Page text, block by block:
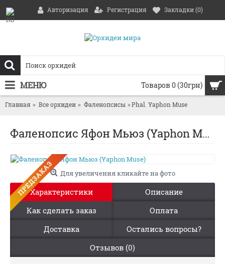
Авторизация Регистрация Закладки (0)
Товаров 0 (30грн)
МЕНЮ
Главная Все орхидеи Фаленопсисы Phal. Yaphon Muse
Фаленопсис Яфон Мьюз (Yaphon Muse)
ПРЕДЗАКАЗ Для увеличения кликайте на фото
Характеристики
Описание
Как сделать заказ
Оплата
Доставка
Остались вопросы?
Отзывов (0)